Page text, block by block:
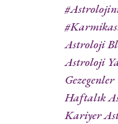
Astroloji
Astroloji
Gezegenler
Haftalık
Kariyer